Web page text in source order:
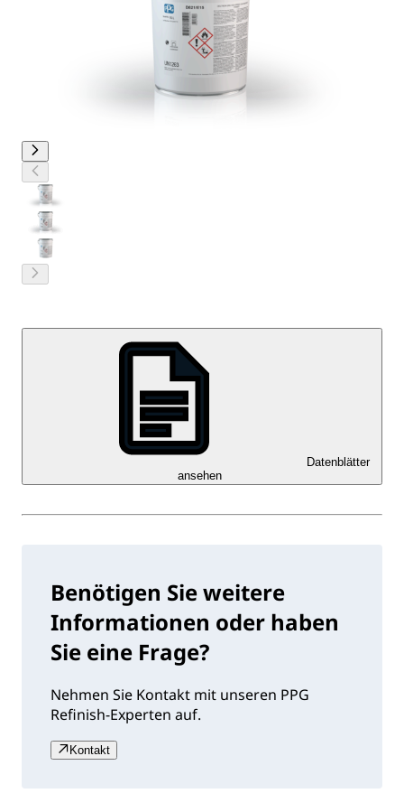
Datenblätter
ansehen
Benötigen Sie weitere
Informationen oder haben
Sie eine Frage?
Nehmen Sie Kontakt mit unseren PPG
Refinish-Experten auf.
Kontakt